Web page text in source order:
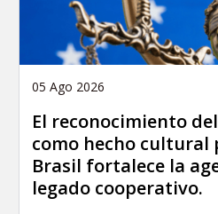
05 Ago 2026
El reconocimiento
como hecho cultural
Brasil fortalece la
legado cooperativo.